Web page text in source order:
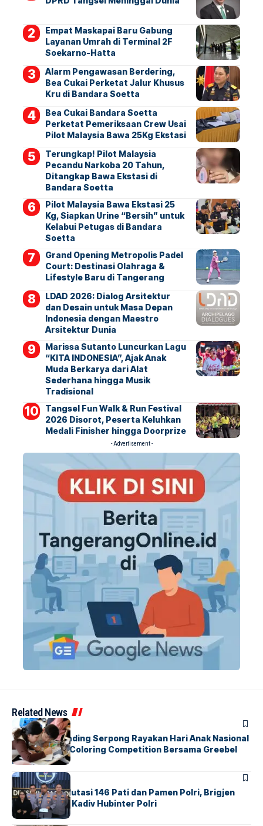
Empat Maskapai Baru Gabung
Layanan Umrah di Terminal 2F
Soekarno-Hatta
Alarm Pengawasan Berdering,
Bea Cukai Perketat Jalur Khusus
Kru di Bandara Soetta
Bea Cukai Bandara Soetta
Perketat Pemeriksaan Crew Usai
Pilot Malaysia Bawa 25Kg Ekstasi
Terungkap! Pilot Malaysia
Pecandu Narkoba 20 Tahun,
Ditangkap Bawa Ekstasi di
Bandara Soetta
Pilot Malaysia Bawa Ekstasi 25
Kg, Siapkan Urine “Bersih” untuk
Kelabui Petugas di Bandara
Soetta
Grand Opening Metropolis Padel
Court: Destinasi Olahraga &
Lifestyle Baru di Tangerang
LDAD 2026: Dialog Arsitektur
dan Desain untuk Masa Depan
Indonesia dengan Maestro
Arsitektur Dunia
Marissa Sutanto Luncurkan Lagu
“KITA INDONESIA”, Ajak Anak
Muda Berkarya dari Alat
Sederhana hingga Musik
Tradisional
Tangsel Fun Walk & Run Festival
2026 Disorot, Peserta Keluhkan
Medali Finisher hingga Doorprize
- Advertisement -
Related News
BERITAINDEX
Atria Hotel Gading Serpong Rayakan Hari Anak Nasional
Lewat Family Coloring Competition Bersama Greebel
Indonesia
BERITA
Mabes Polri Mutasi 146 Pati dan Pamen Polri, Brigjen
Untung Jabat Kadiv Hubinter Polri